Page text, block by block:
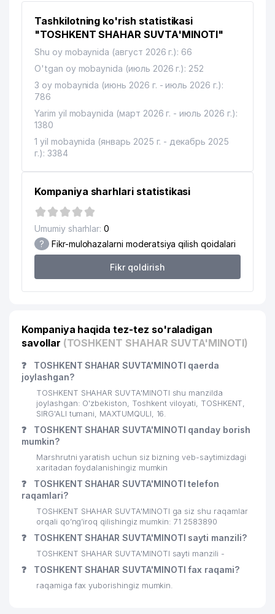
Tashkilotning ko'rish statistikasi
"TOSHKENT SHAHAR SUVTA'MINOTI"
Shu oy mobaynida (август 2026 г.): 66
O'tgan oy mobaynida (июль 2026 г.): 252
3 oy mobaynida (июнь 2026 г. - июль 2026 г.):
786
Yarim yil mobaynida (март 2026 г. - июль 2026 г.):
1380
1 yil mobaynida (январь 2025 г. - декабрь 2025
г.): 3384
Kompaniya sharhlari statistikasi
Umumiy sharhlar: 0
? Fikr-mulohazalarni moderatsiya qilish qoidalari
Fikr qoldirish
Kompaniya haqida tez-tez so'raladigan
savollar (TOSHKENT SHAHAR SUVTA'MINOTI)
❓
TOSHKENT SHAHAR SUVTA'MINOTI qaerda
joylashgan?
TOSHKENT SHAHAR SUVTA'MINOTI shu manzilda
joylashgan: O'zbekiston, Toshkent viloyati, TOSHKENT,
SIRG'ALI tumani, MAXTUMQULI, 16.
❓
TOSHKENT SHAHAR SUVTA'MINOTI qanday borish
mumkin?
Marshrutni yaratish uchun siz bizning veb-saytimizdagi
xaritadan foydalanishingiz mumkin
❓
TOSHKENT SHAHAR SUVTA'MINOTI telefon
raqamlari?
TOSHKENT SHAHAR SUVTA'MINOTI ga siz shu raqamlar
orqali qo’ng’iroq qilishingiz mumkin: 71 2583890
❓ TOSHKENT SHAHAR SUVTA'MINOTI sayti manzili?
TOSHKENT SHAHAR SUVTA'MINOTI sayti manzili -
❓ TOSHKENT SHAHAR SUVTA'MINOTI fax raqami?
raqamiga fax yuborishingiz mumkin.